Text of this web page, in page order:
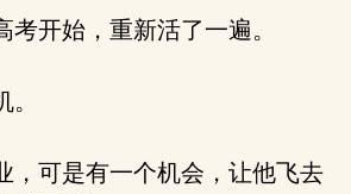
开始，重新活了一遍。
可是有一个机会，让他飞去